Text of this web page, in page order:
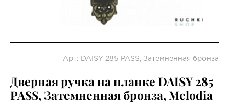
Арт: DAISY 285 PASS, Затемненная бронза
Дверная ручка на планке DAISY 285
PASS, Затемненная бронза, Melodia